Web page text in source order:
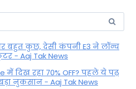
बहुत कुछ, देसी कंपनी E3 ने लॉन्च
- Aaj Tak News
में दिख रहा 70% OFF? पहले ये पढ़
नुकसान - Aaj Tak News